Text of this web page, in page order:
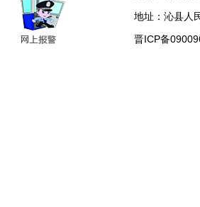
地址：沁县人
晋ICP备